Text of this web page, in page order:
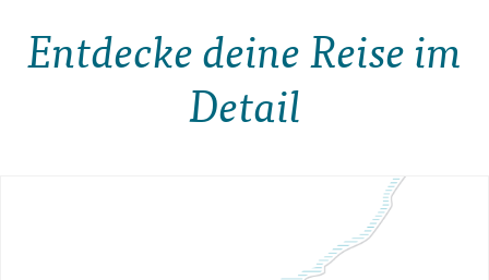
Entdecke deine Reise im
Detail